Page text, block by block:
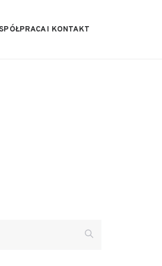
I KONTAKT